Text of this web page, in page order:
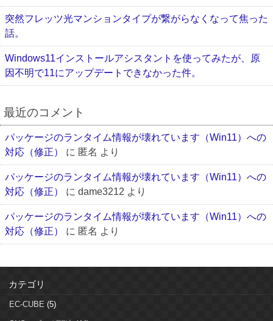
突然フレッツ光マンションタイプが繋がらなくなって焦った
話。
Windows11インストールアシスタントを使ってみたが、原
因不明で11にアップデートできなかった件。
最近のコメント
パッケージのランタイム情報が壊れています（Win11）への
対応（修正）
に 匿名 より
パッケージのランタイム情報が壊れています（Win11）への
対応（修正）
に dame3212 より
パッケージのランタイム情報が壊れています（Win11）への
対応（修正）
に 匿名 より
カテゴリ
EC-CUBE (5)